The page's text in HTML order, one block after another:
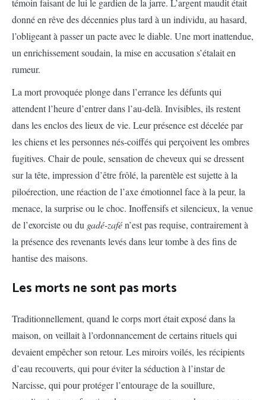
témoin faisant de lui le gardien de la jarre. L’argent maudit était
donné en rêve des décennies plus tard à un individu, au hasard,
l’obligeant à passer un pacte avec le diable. Une mort inattendue,
un enrichissement soudain, la mise en accusation s’étalait en
rumeur.
La mort provoquée plonge dans l’errance les défunts qui
attendent l’heure d’entrer dans l’au-delà. Invisibles, ils restent
dans les enclos des lieux de vie. Leur présence est décelée par
les chiens et les personnes nés-coiffés qui perçoivent les ombres
fugitives. Chair de poule, sensation de cheveux qui se dressent
sur la tête, impression d’être frôlé, la parentèle est sujette à la
piloérection, une réaction de l’axe émotionnel face à la peur, la
menace, la surprise ou le choc. Inoffensifs et silencieux, la venue
de l’exorciste ou du gadé-zafén’est pas requise, contrairement à
la présence des revenants levés dans leur tombe à des fins de
hantise des maisons.
Les morts ne sont pas morts
Traditionnellement, quand le corps mort était exposé dans la
maison, on veillait à l’ordonnancement de certains rituels qui
devaient empêcher son retour. Les miroirs voilés, les récipients
d’eau recouverts, qui pour éviter la séduction à l’instar de
Narcisse, qui pour protéger l’entourage de la souillure,